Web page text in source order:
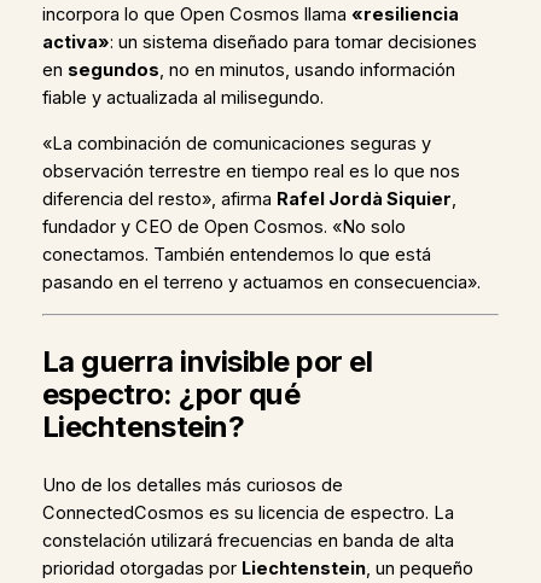
incorpora lo que Open Cosmos llama «resiliencia
activa»: un sistema diseñado para tomar decisiones
en segundos, no en minutos, usando información
fiable y actualizada al milisegundo.
«La combinación de comunicaciones seguras y
observación terrestre en tiempo real es lo que nos
diferencia del resto», afirma Rafel Jordà Siquier,
fundador y CEO de Open Cosmos. «No solo
conectamos. También entendemos lo que está
pasando en el terreno y actuamos en consecuencia».
La guerra invisible por el
espectro: ¿por qué
Liechtenstein?
Uno de los detalles más curiosos de
ConnectedCosmos es su licencia de espectro. La
constelación utilizará frecuencias en banda de alta
prioridad otorgadas por Liechtenstein, un pequeño